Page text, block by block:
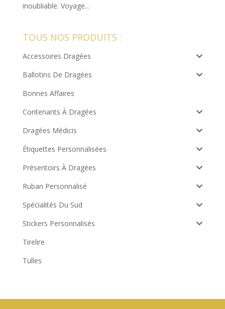
inoubliable. Voyage...
TOUS NOS PRODUITS :
Accessoires Dragées
Ballotins De Dragées
Bonnes Affaires
Contenants À Dragées
Dragées Médicis
Étiquettes Personnalisées
Présentoirs À Dragées
Ruban Personnalisé
Spécialités Du Sud
Stickers Personnalisés
Tirelire
Tulles